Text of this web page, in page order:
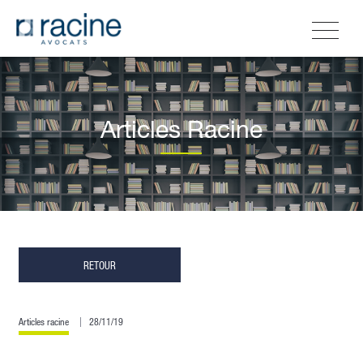
Articles Racine
RETOUR
Articles racine 28/11/19